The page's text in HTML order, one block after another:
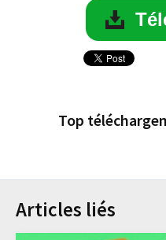
Top
Articles liés